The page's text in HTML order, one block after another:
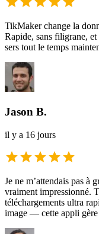
TikMaker change la
Rapide, sans filigrane,
sers tout le temps
Jason B.
il y a 16 jours
Je ne m’attendais pas à
vraiment impressionné.
téléchargements ultra
image — cette appli gère